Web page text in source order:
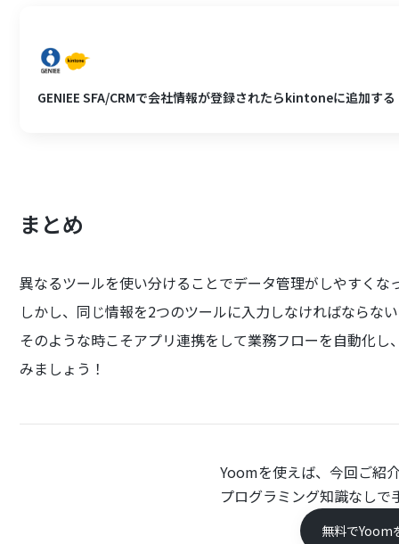
GENIEE SFA/CRMで会社情報が登録されたらkintoneに追加する
まとめ
異なるツールを使い分けることでデータ管理がしやすく
しかし、同じ情報を2つのツールに入力しなければならな
そのような時こそアプリ連携をして業務フローを自動化
みましょう！
Yoomを使えば、今回ご紹
プログラミング知識なしで
無料でYoom